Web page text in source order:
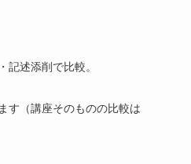
記述添削で比較。
す（講座そのものの比較は